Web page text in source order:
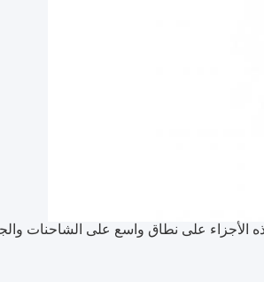
على نطاق واسع على الشاحنات